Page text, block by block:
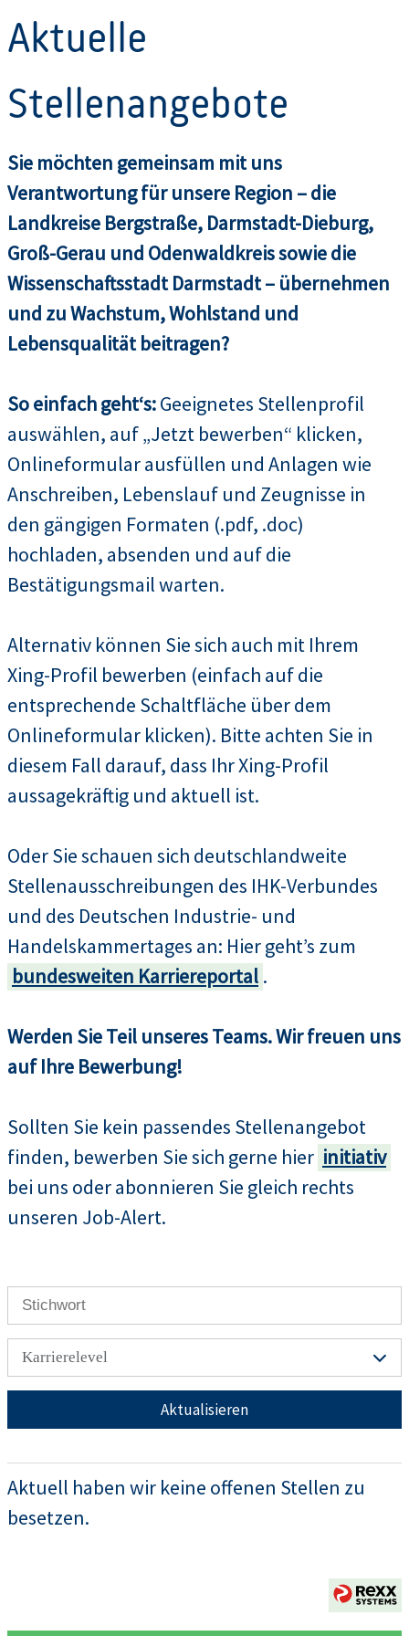
Aktuelle
Stellenangebote
Sie möchten gemeinsam mit uns
Verantwortung für unsere Region – die
Landkreise Bergstraße, Darmstadt-Dieburg,
Groß-Gerau und Odenwaldkreis sowie die
Wissenschaftsstadt Darmstadt – übernehmen
und zu Wachstum, Wohlstand und
Lebensqualität beitragen?
So einfach geht‘s:Geeignetes Stellenprofil
auswählen, auf „Jetzt bewerben“ klicken,
Onlineformular ausfüllen und Anlagen wie
Anschreiben, Lebenslauf und Zeugnisse in
den gängigen Formaten (.pdf, .doc)
hochladen, absenden und auf die
Bestätigungsmail warten.
Alternativ können Sie sich auch mit Ihrem
Xing-Profil bewerben (einfach auf die
entsprechende Schaltfläche über dem
Onlineformular klicken). Bitte achten Sie in
diesem Fall darauf, dass Ihr Xing-Profil
aussagekräftig und aktuell ist.
Oder Sie schauen sich deutschlandweite
Stellenausschreibungen des IHK-Verbundes
und des Deutschen Industrie- und
Handelskammertages an: Hier geht’s zum
bundesweiten Karriereportal .
Werden Sie Teil unseres Teams. Wir freuen uns
auf Ihre Bewerbung!
Sollten Sie kein passendes Stellenangebot
finden, bewerben Sie sich gerne hier initiativ
bei uns oder abonnieren Sie gleich rechts
unseren Job-Alert.
Karrierelevel
Aktualisieren
Aktuell haben wir keine offenen Stellen zu
besetzen.